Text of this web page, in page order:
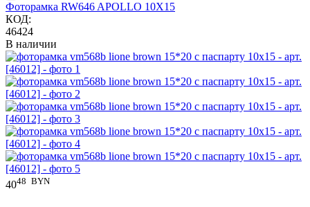
Фоторамка RW646 APOLLO 10X15
КОД:
46424
В наличии
4048 BYN